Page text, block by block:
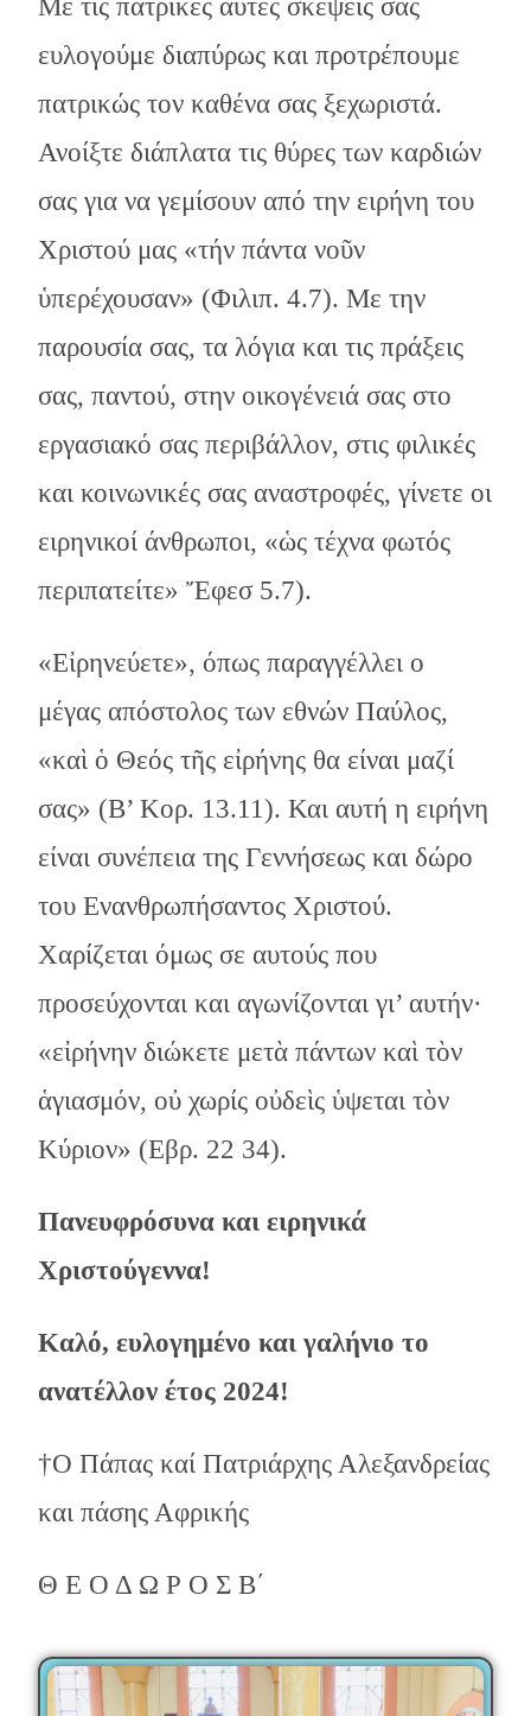
Με τις πατρικές αυτές σκέψεις σας
ευλογούμε διαπύρως και προτρέπουμε
πατρικώς τον καθένα σας ξεχωριστά.
Ανοίξτε διάπλατα τις θύρες των καρδιών
σας για να γεμίσουν από την ειρήνη του
Χριστού μας «τήν πάντα νοῦν
ὑπερέχουσαν» (Φιλιπ. 4.7). Με την
παρουσία σας, τα λόγια και τις πράξεις
σας, παντού, στην οικογένειά σας στο
εργασιακό σας περιβάλλον, στις φιλικές
και κοινωνικές σας αναστροφές, γίνετε οι
ειρηνικοί άνθρωποι, «ὡς τέχνα φωτός
περιπατείτε» Ἔφεσ 5.7).
«Εἰρηνεύετε», όπως παραγγέλλει ο
μέγας απόστολος των εθνών Παύλος,
«καὶ ὁ Θεός τῆς εἰρήνης θα είναι μαζί
σας» (Β’ Κορ. 13.11). Και αυτή η ειρήνη
είναι συνέπεια της Γεννήσεως και δώρο
του Ενανθρωπήσαντος Χριστού.
Χαρίζεται όμως σε αυτούς που
προσεύχονται και αγωνίζονται γι’ αυτήν·
«εἰρήνην διώκετε μετὰ πάντων καὶ τὸν
ἁγιασμόν, οὐ χωρίς οὐδεὶς ὑψεται τὸν
Κύριον» (Εβρ. 22 34).
Πανευφρόσυνα και ειρηνικά
Χριστούγεννα!
Καλό, ευλογημένο και γαλήνιο το
ανατέλλον έτος 2024!
†Ο Πάπας καί Πατριάρχης Αλεξανδρείας
και πάσης Αφρικής
Θ Ε Ο Δ Ω Ρ Ο Σ Β΄